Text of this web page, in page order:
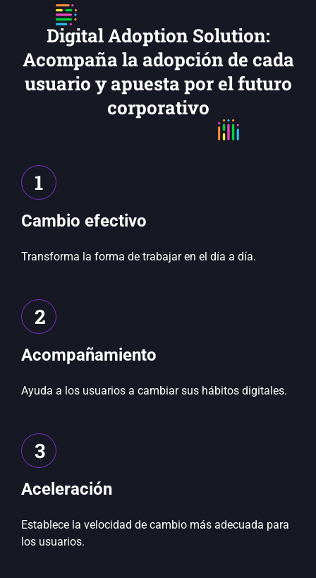
Digital Adoption Solution:
Acompaña la adopción de cada
usuario y apuesta por el futuro
corporativo
1
Cambio efectivo
Transforma la forma de trabajar en el día a día.
2
Acompañamiento
Ayuda a los usuarios a cambiar sus hábitos digitales.
3
Aceleración
Establece la velocidad de cambio más adecuada para
los usuarios.